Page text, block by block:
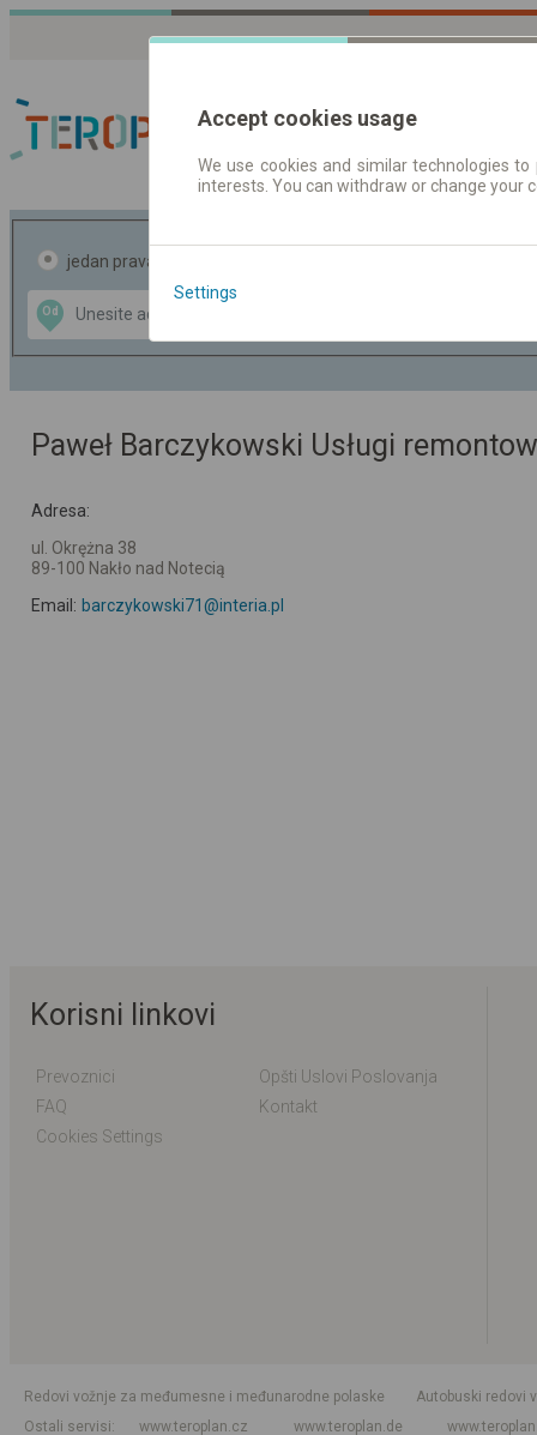
Red vožnje | Karte
jedan pravac
Od
Data CC-BY-SA
OpenStreetMap
GeoLite data by
Paweł Barczykowski Usługi
Adresa:
ul. Okrężna 38
89-100 Nakło nad Notecią
Email: barczykowski71@interia.pl
Korisni linkovi
Prevoznici
Opšti Uslovi Poslovanja
FAQ
Kontakt
Cookies Settings
Redovi vožnje za međumesne i međunarodne polaske
Autobuski redovi
Ostali servisi
www.teroplan.cz www.teroplan.de
Accept cookies usage
We use cookies and similar technologies
interests. You can withdraw or change
Settings